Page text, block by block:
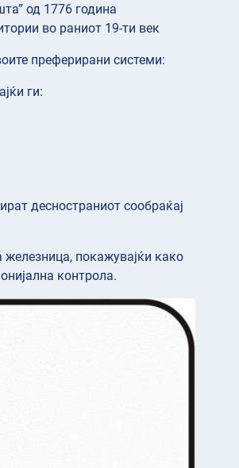
од 1776 година
во раниот 19-ти век
преферирани системи:
ги:
десностраниот сообраќај
железница, покажувајќи како
контрола.